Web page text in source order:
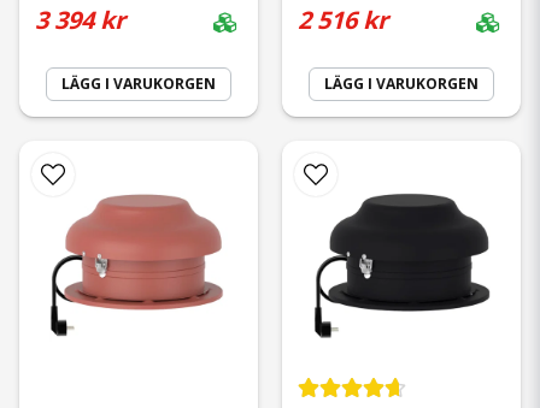
3 394 kr
LÄGG I VARUKORGEN
2 516 kr
LÄGG I VARUKORGEN